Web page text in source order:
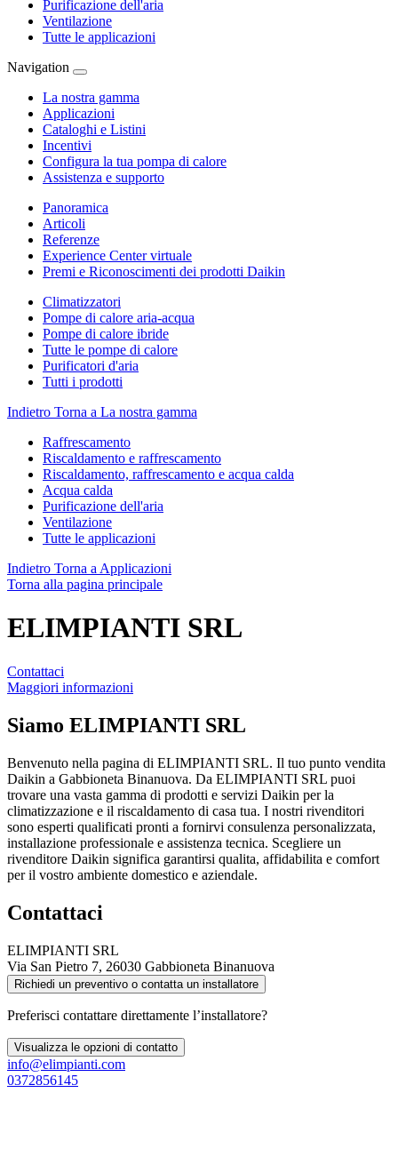
Purificazione dell'aria
Ventilazione
Tutte le applicazioni
Navigation
La nostra gamma
Applicazioni
Cataloghi e Listini
Incentivi
Configura la tua pompa di calore
Assistenza e supporto
Panoramica
Articoli
Referenze
Experience Center virtuale
Premi e Riconoscimenti dei prodotti Daikin
Climatizzatori
Pompe di calore aria-acqua
Pompe di calore ibride
Tutte le pompe di calore
Purificatori d'aria
Tutti i prodotti
Indietro Torna a La nostra gamma
Raffrescamento
Riscaldamento e raffrescamento
Riscaldamento, raffrescamento e acqua calda
Acqua calda
Purificazione dell'aria
Ventilazione
Tutte le applicazioni
Indietro Torna a Applicazioni
Torna alla pagina principale
ELIMPIANTI SRL
Contattaci
Maggiori informazioni
Siamo ELIMPIANTI SRL
Benvenuto nella pagina di ELIMPIANTI SRL. Il tuo punto vendita
Daikin a Gabbioneta Binanuova. Da ELIMPIANTI SRL puoi
trovare una vasta gamma di prodotti e servizi Daikin per la
climatizzazione e il riscaldamento di casa tua. I nostri rivenditori
sono esperti qualificati pronti a fornirvi consulenza personalizzata,
installazione professionale e assistenza tecnica. Scegliere un
rivenditore Daikin significa garantirsi qualita, affidabilita e comfort
per il vostro ambiente domestico e aziendale.
Contattaci
ELIMPIANTI SRL
Via San Pietro 7, 26030 Gabbioneta Binanuova
Richiedi un preventivo o contatta un installatore
Preferisci contattare direttamente l’installatore?
Visualizza le opzioni di contatto
info@elimpianti.com
0372856145